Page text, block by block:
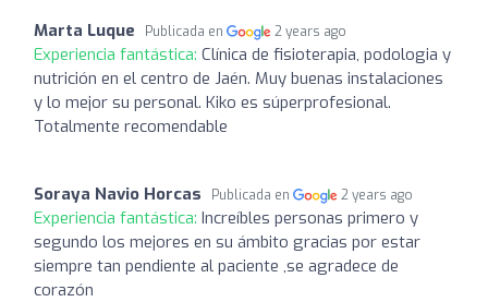
Marta Luque Publicada en 2 years ago
Experiencia fantástica: Clínica de fisioterapia, podologia y
nutrición en el centro de Jaén. Muy buenas instalaciones
y lo mejor su personal. Kiko es súperprofesional.
Totalmente recomendable
Soraya Navio Horcas Publicada en 2 years ago
Experiencia fantástica: Increíbles personas primero y
segundo los mejores en su ámbito gracias por estar
siempre tan pendiente al paciente ,se agradece de
corazón